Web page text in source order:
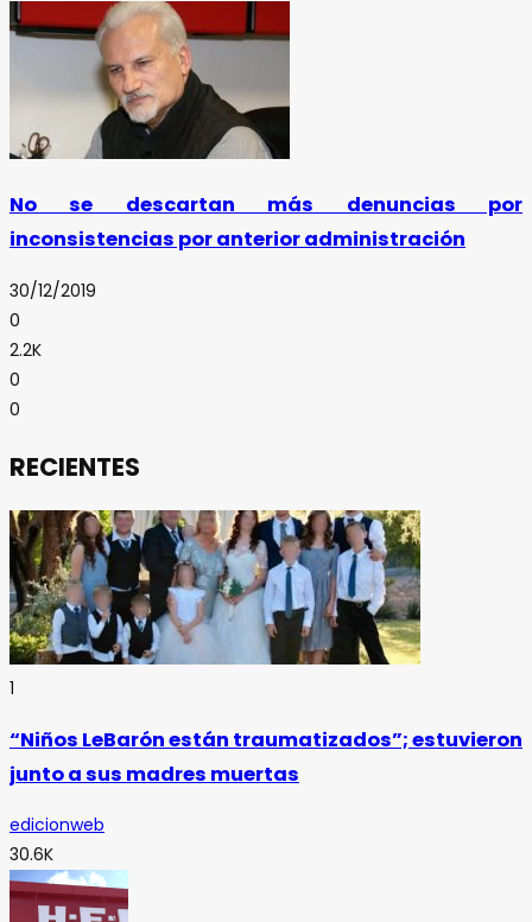
No se descartan más denuncias por
inconsistencias por anterior administración
30/12/2019
0
2.2K
0
0
RECIENTES
1
“Niños LeBarón están traumatizados”; estuvieron
junto a sus madres muertas
edicionweb
30.6K